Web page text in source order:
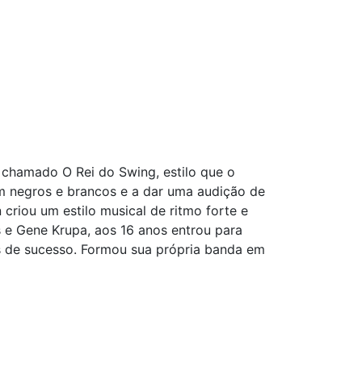
O Rei do Swing, estilo que o
e brancos e a dar uma audição de
criou um estilo musical de ritmo forte e
Gene Krupa, aos 16 anos entrou para
sucesso. Formou sua própria banda em